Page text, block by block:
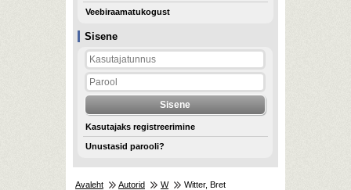
Sisene
Kasutajaks registreerimine
Unustasid parooli?
Veebiraamatukogust
Avaleht Autorid W Witter, Bret